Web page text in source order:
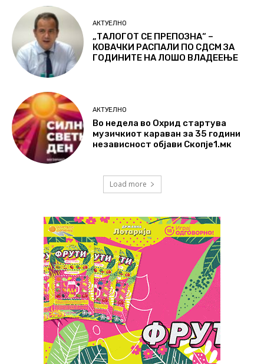
АКТУЕЛНО
„ТАЛОГОТ СЕ ПРЕПОЗНА“ –
КОВАЧКИ РАСПАЛИ ПО СДСМ ЗА
ГОДИНИТЕ НА ЛОШО ВЛАДЕЕЊЕ
АКТУЕЛНО
Во недела во Охрид стартува
музичкиот караван за 35 години
независност објави Скопје1.мк
Load more